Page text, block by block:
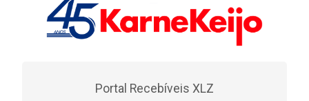
Portal Recebíveis XLZ